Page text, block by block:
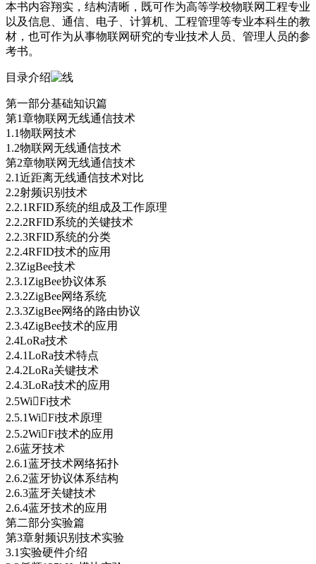
本书内容翔实，结构清晰，既可作为高等学校物联网工程专业
以及信息、通信、电子、计算机、工程管理等专业本科生的教
材，也可作为从事物联网研究的专业技术人员、管理人员的参
考书。
目录介绍
第一部分基础知识篇
第1章物联网无线通信技术
1.1物联网技术
1.2物联网无线通信技术
第2章物联网无线通信技术
2.1近距离无线通信技术对比
2.2射频识别技术
2.2.1RFID系统的组成及工作原理
2.2.2RFID系统的关键技术
2.2.3RFID系统的分类
2.2.4RFID技术的应用
2.3ZigBee技术
2.3.1ZigBee协议体系
2.3.2ZigBee网络系统
2.3.3ZigBee网络的路由协议
2.3.4ZigBee技术的应用
2.4LoRa技术
2.4.1LoRa技术特点
2.4.2LoRa关键技术
2.4.3LoRa技术的应用
2.5WiFi技术
2.5.1WiFi技术原理
2.5.2WiFi技术的应用
2.6蓝牙技术
2.6.1蓝牙技术网络拓扑
2.6.2蓝牙协议体系结构
2.6.3蓝牙关键技术
2.6.4蓝牙技术的应用
第二部分实验篇
第3章射频识别技术实验
3.1实验硬件介绍